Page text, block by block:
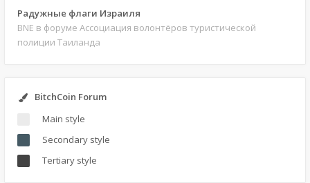
Радужные флаги Израиля
BNE в форуме Ассоциация волонтёров туристической
полиции Таиланда
BitchCoin Forum
Main style
Secondary style
Tertiary style